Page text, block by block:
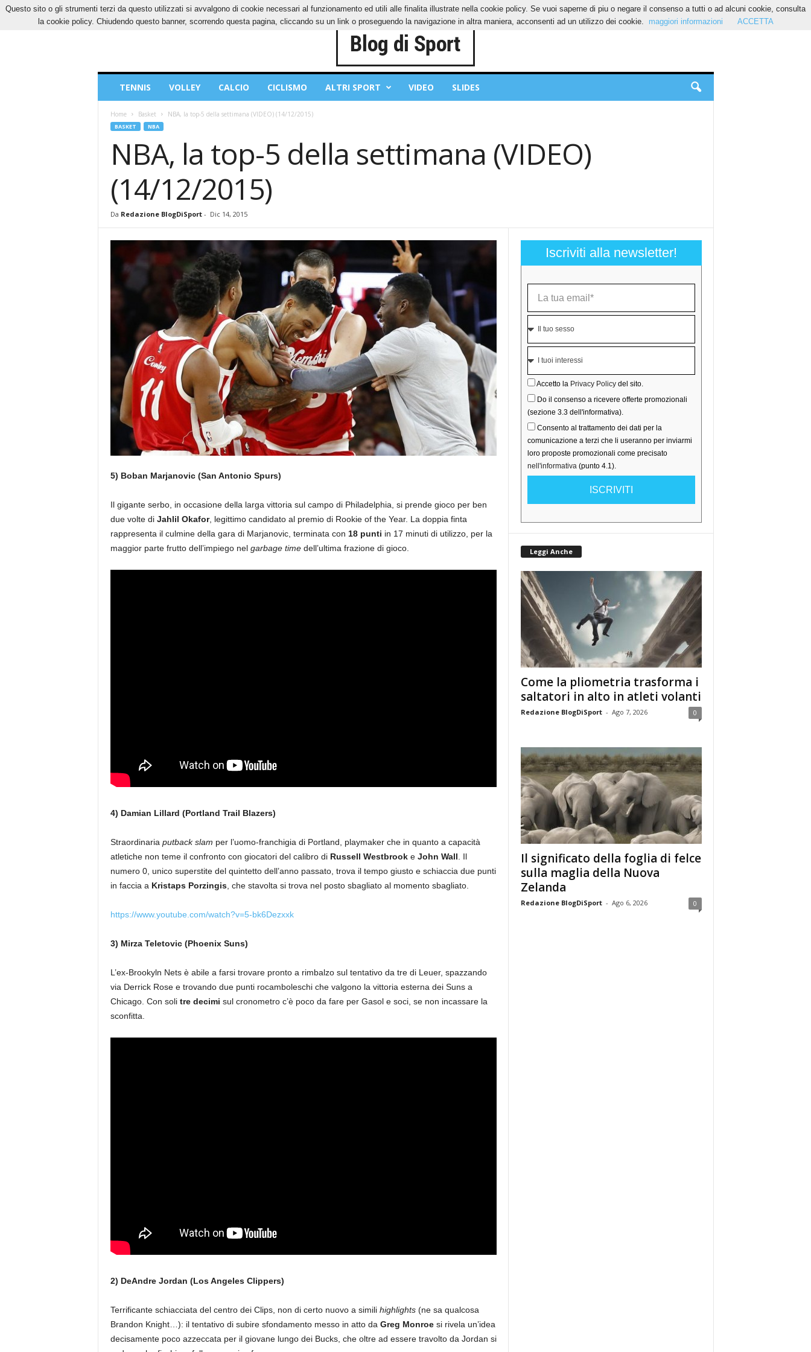
SABATO, 8 AGOSTO 2026 CONTATTI COOKIES PRIVACY POLICY
Sport
TENNIS VOLLEY CALCIO CICLISMO ALTRI SPORT VIDEO SLIDES
Home Basket NBA, la top-5 della settimana (VIDEO) (14/12/2015)
BASKET NBA
NBA, la top-5 della settimana (VIDEO)
(14/12/2015)
Da Redazione BlogDiSport- Dic 14, 2015
5) Boban Marjanovic (San Antonio Spurs)
Il gigante serbo, in occasione della larga vittoria sul campo di Philadelphia, si prende gioco per ben
due volte di Jahlil Okafor, legittimo candidato al premio di Rookie of the Year. La doppia finta
rappresenta il culmine della gara di Marjanovic, terminata con 18 punti in 17 minuti di utilizzo, per la
maggior parte frutto dell’impiego nel garbage timedell’ultima frazione di gioco.
4) Damian Lillard (Portland Trail Blazers)
Straordinaria putback slam per l’uomo-franchigia di Portland, playmaker che in quanto a capacità
atletiche non teme il confronto con giocatori del calibro di Russell Westbrooke John Wall . Il
numero 0, unico superstite del quintetto dell’anno passato, trova il tempo giusto e schiaccia due punti
in faccia a Kristaps Porzingis, che stavolta si trova nel posto sbagliato al momento sbagliato.
https://www.youtube.com/watch?v=5-bk6Dezxxk
3) Mirza Teletovic (Phoenix Suns)
L’ex-Brookyln Nets è abile a farsi trovare pronto a rimbalzo sul tentativo da tre di Leuer, spazzando
via Derrick Rose e trovando due punti rocamboleschi che valgono la vittoria esterna dei Suns a
Chicago. Con soli tre decimi sul cronometro c’è poco da fare per Gasol e soci, se non incassare la
sconfitta.
2) DeAndre Jordan (Los Angeles Clippers)
Terrificante schiacciata del centro dei Clips, non di certo nuovo a simili highlights (ne sa qualcosa
Brandon Knight…): il tentativo di subire sfondamento messo in atto da Greg Monroesi rivela un’idea
decisamente poco azzeccata per il giovane lungo dei Bucks, che oltre ad essere travolto da Jordan si
Iscriviti alla newsletter!
Accetto la Privacy Policydel sito.
Do il consenso a ricevere offerte promozionali
(sezione 3.3 dell'informativa).
Consento al trattamento dei dati per la
comunicazione a terzi che li useranno per inviarmi
loro proposte promozionali come precisato
nell'informativa(punto 4.1).
ISCRIVITI
Leggi Anche
Come la pliometria trasforma i
saltatori in alto in atleti volanti
Redazione BlogDiSport - Ago 7, 2026 0
Il significato della foglia di felce
sulla maglia della Nuova
Zelanda
Redazione BlogDiSport - Ago 6, 2026 0
Questo sito o gli strumenti terzi da questo utilizzati si avvalgono di cookie necessari al funzionamento ed utili alle finalita illustrate nella cookie policy. Se vuoi saperne di piu o negare il consenso a tutti o ad alcuni cookie, consulta
la cookie policy. Chiudendo questo banner, scorrendo questa pagina, cliccando su un link o proseguendo la navigazione in altra maniera, acconsenti ad un utilizzo dei cookie.
maggiori informazioni ACCETTA